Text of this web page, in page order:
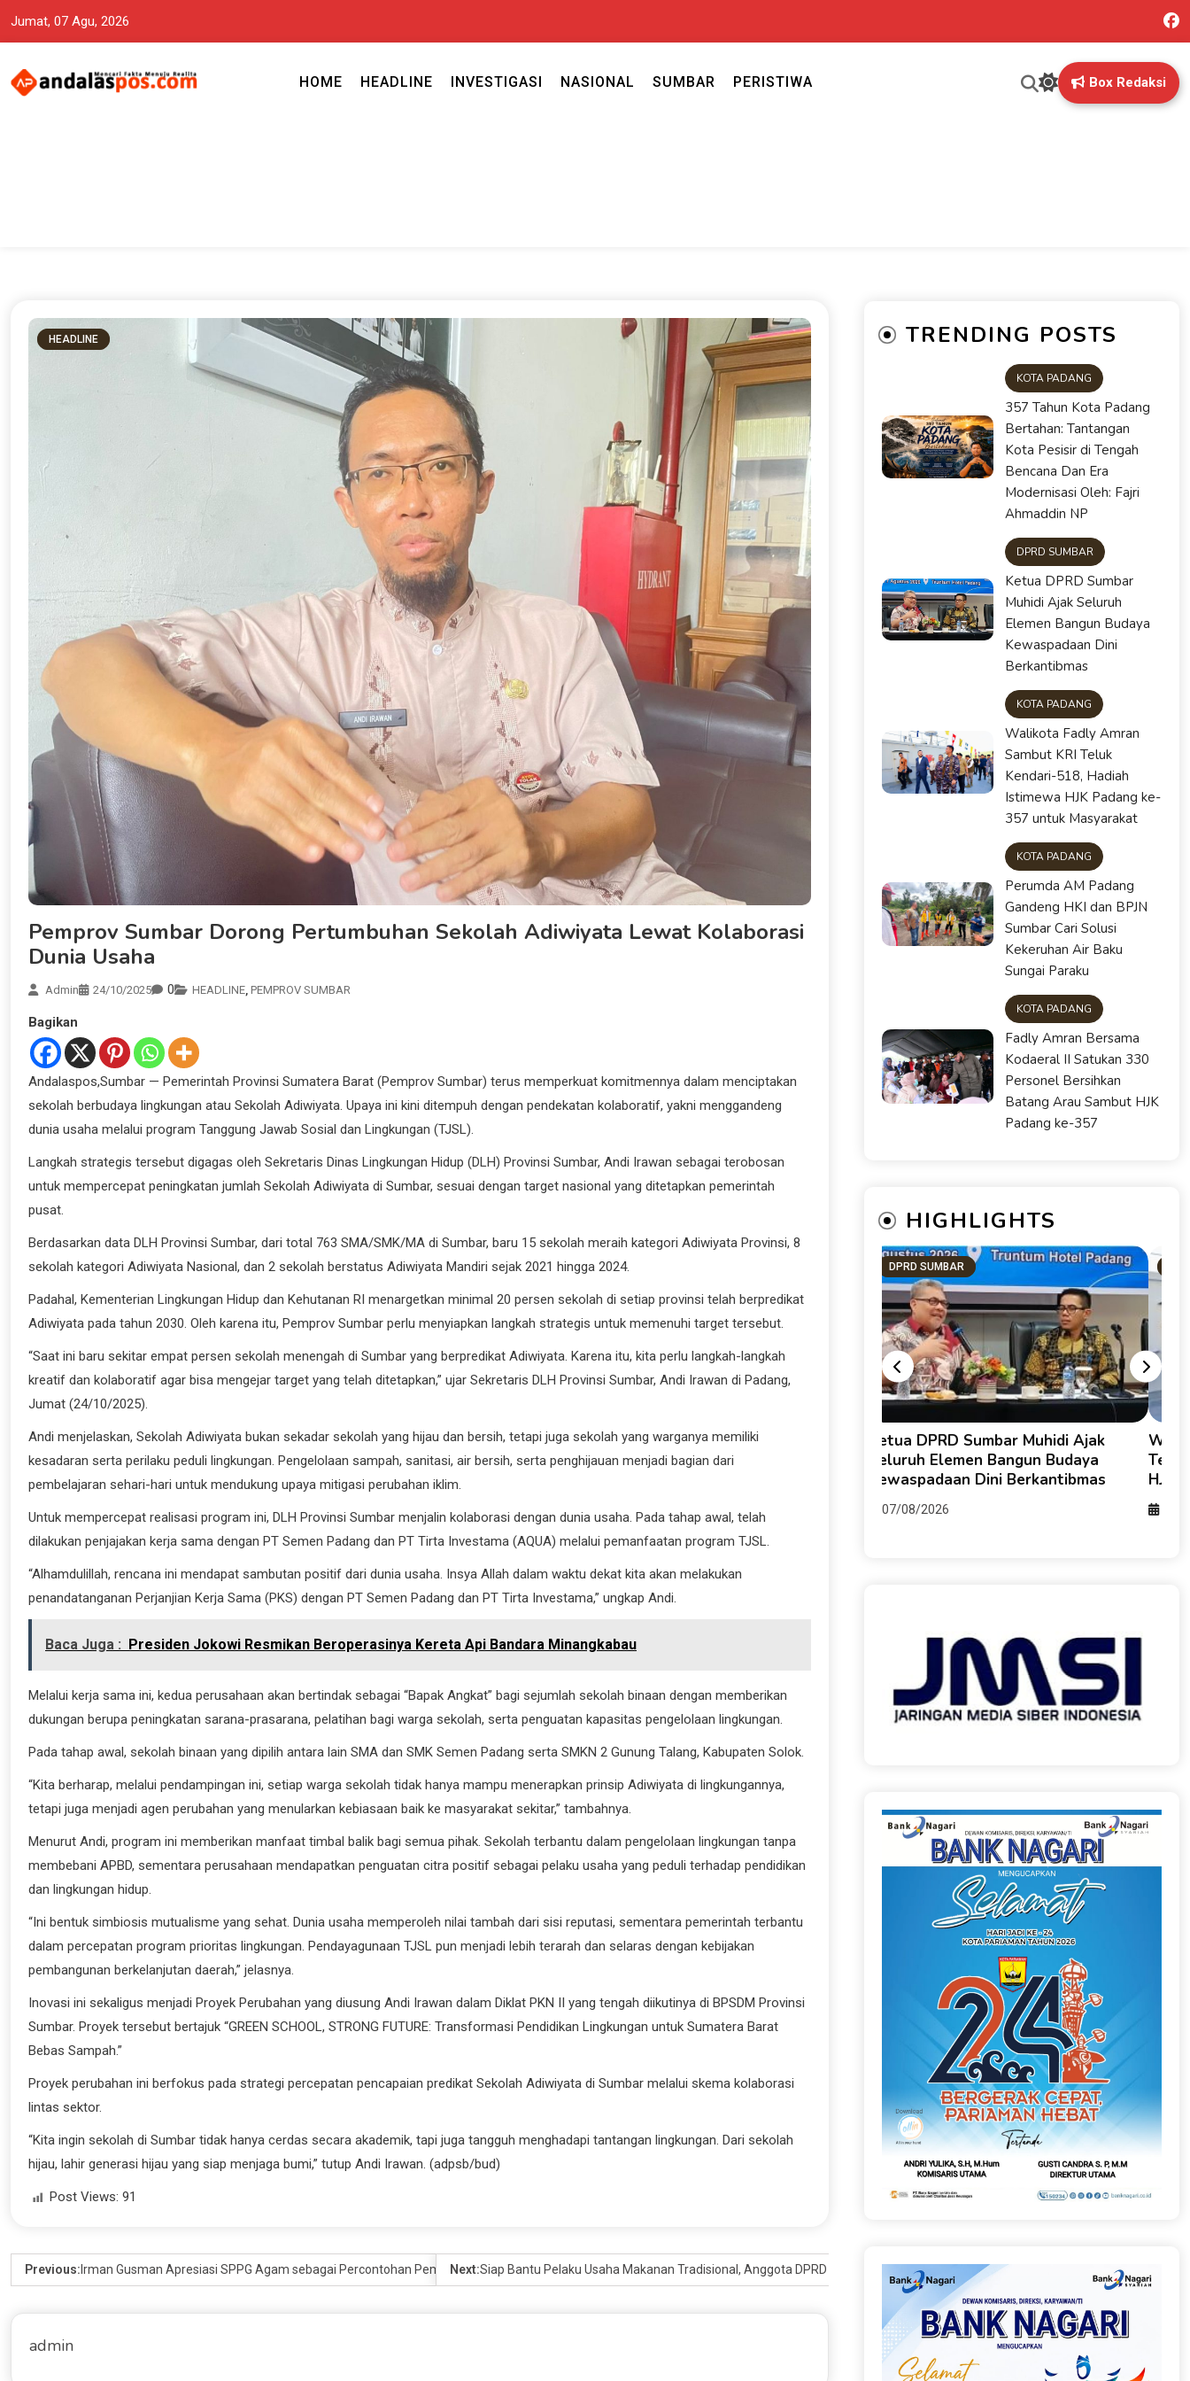
Jumat, 07 Agu, 2026
HOME HEADLINE INVESTIGASI NASIONAL SUMBAR PERISTIWA Box Redaksi
HEADLINE
Pemprov Sumbar Dorong Pertumbuhan Sekolah Adiwiyata Lewat Kolaborasi
Dunia Usaha
Admin 24/10/2025 0 HEADLINE, PEMPROV SUMBAR
Bagikan
Andalaspos,Sumbar — Pemerintah Provinsi Sumatera Barat (Pemprov Sumbar) terus memperkuat komitmennya dalam menciptakan
sekolah berbudaya lingkungan atau Sekolah Adiwiyata. Upaya ini kini ditempuh dengan pendekatan kolaboratif, yakni menggandeng
dunia usaha melalui program Tanggung Jawab Sosial dan Lingkungan (TJSL).
Langkah strategis tersebut digagas oleh Sekretaris Dinas Lingkungan Hidup (DLH) Provinsi Sumbar, Andi Irawan sebagai terobosan
untuk mempercepat peningkatan jumlah Sekolah Adiwiyata di Sumbar, sesuai dengan target nasional yang ditetapkan pemerintah
pusat.
Berdasarkan data DLH Provinsi Sumbar, dari total 763 SMA/SMK/MA di Sumbar, baru 15 sekolah meraih kategori Adiwiyata Provinsi, 8
sekolah kategori Adiwiyata Nasional, dan 2 sekolah berstatus Adiwiyata Mandiri sejak 2021 hingga 2024.
Padahal, Kementerian Lingkungan Hidup dan Kehutanan RI menargetkan minimal 20 persen sekolah di setiap provinsi telah berpredikat
Adiwiyata pada tahun 2030. Oleh karena itu, Pemprov Sumbar perlu menyiapkan langkah strategis untuk memenuhi target tersebut.
“Saat ini baru sekitar empat persen sekolah menengah di Sumbar yang berpredikat Adiwiyata. Karena itu, kita perlu langkah-langkah
kreatif dan kolaboratif agar bisa mengejar target yang telah ditetapkan,” ujar Sekretaris DLH Provinsi Sumbar, Andi Irawan di Padang,
Jumat (24/10/2025).
Andi menjelaskan, Sekolah Adiwiyata bukan sekadar sekolah yang hijau dan bersih, tetapi juga sekolah yang warganya memiliki
kesadaran serta perilaku peduli lingkungan. Pengelolaan sampah, sanitasi, air bersih, serta penghijauan menjadi bagian dari
pembelajaran sehari-hari untuk mendukung upaya mitigasi perubahan iklim.
Untuk mempercepat realisasi program ini, DLH Provinsi Sumbar menjalin kolaborasi dengan dunia usaha. Pada tahap awal, telah
dilakukan penjajakan kerja sama dengan PT Semen Padang dan PT Tirta Investama (AQUA) melalui pemanfaatan program TJSL.
“Alhamdulillah, rencana ini mendapat sambutan positif dari dunia usaha. Insya Allah dalam waktu dekat kita akan melakukan
penandatanganan Perjanjian Kerja Sama (PKS) dengan PT Semen Padang dan PT Tirta Investama,” ungkap Andi.
Baca Juga : Presiden Jokowi Resmikan Beroperasinya Kereta Api Bandara Minangkabau
Melalui kerja sama ini, kedua perusahaan akan bertindak sebagai “Bapak Angkat” bagi sejumlah sekolah binaan dengan memberikan
dukungan berupa peningkatan sarana-prasarana, pelatihan bagi warga sekolah, serta penguatan kapasitas pengelolaan lingkungan.
Pada tahap awal, sekolah binaan yang dipilih antara lain SMA dan SMK Semen Padang serta SMKN 2 Gunung Talang, Kabupaten Solok.
“Kita berharap, melalui pendampingan ini, setiap warga sekolah tidak hanya mampu menerapkan prinsip Adiwiyata di lingkungannya,
tetapi juga menjadi agen perubahan yang menularkan kebiasaan baik ke masyarakat sekitar,” tambahnya.
Menurut Andi, program ini memberikan manfaat timbal balik bagi semua pihak. Sekolah terbantu dalam pengelolaan lingkungan tanpa
membebani APBD, sementara perusahaan mendapatkan penguatan citra positif sebagai pelaku usaha yang peduli terhadap pendidikan
dan lingkungan hidup.
“Ini bentuk simbiosis mutualisme yang sehat. Dunia usaha memperoleh nilai tambah dari sisi reputasi, sementara pemerintah terbantu
dalam percepatan program prioritas lingkungan. Pendayagunaan TJSL pun menjadi lebih terarah dan selaras dengan kebijakan
pembangunan berkelanjutan daerah,” jelasnya.
Inovasi ini sekaligus menjadi Proyek Perubahan yang diusung Andi Irawan dalam Diklat PKN II yang tengah diikutinya di BPSDM Provinsi
Sumbar. Proyek tersebut bertajuk “GREEN SCHOOL, STRONG FUTURE: Transformasi Pendidikan Lingkungan untuk Sumatera Barat
Bebas Sampah.”
Proyek perubahan ini berfokus pada strategi percepatan pencapaian predikat Sekolah Adiwiyata di Sumbar melalui skema kolaborasi
lintas sektor.
“Kita ingin sekolah di Sumbar tidak hanya cerdas secara akademik, tapi juga tangguh menghadapi tantangan lingkungan. Dari sekolah
hijau, lahir generasi hijau yang siap menjaga bumi,” tutup Andi Irawan. (adpsb/bud)
Post Views: 91
Previous: Irman Gusman Apresiasi SPPG Agam sebagai Percontohan Pemenuhan Gizi di Daerah
Next:Siap Bantu Pelaku Usaha Makanan Tradisional, Anggota DPRD Sumbar Asril Gelar Sosper No. 14 tahun 2018
admin
TRENDING POSTS
KOTA PADANG
357 Tahun Kota Padang
Bertahan: Tantangan
Kota Pesisir di Tengah
Bencana Dan Era
Modernisasi Oleh: Fajri
Ahmaddin NP
DPRD SUMBAR
Ketua DPRD Sumbar
Muhidi Ajak Seluruh
Elemen Bangun Budaya
Kewaspadaan Dini
Berkantibmas
KOTA PADANG
Walikota Fadly Amran
Sambut KRI Teluk
Kendari-518, Hadiah
Istimewa HJK Padang ke-
357 untuk Masyarakat
KOTA PADANG
Perumda AM Padang
Gandeng HKI dan BPJN
Sumbar Cari Solusi
Kekeruhan Air Baku
Sungai Paraku
KOTA PADANG
Fadly Amran Bersama
Kodaeral II Satukan 330
Personel Bersihkan
Batang Arau Sambut HJK
Padang ke-357
HIGHLIGHTS
KOTA PADANG
357 Tahun Kota Padang Bertahan:
Tantangan Kota Pesisir di Tengah
DPRD SUMBAR
Ketua DPRD Sumbar Muhidi Ajak
Seluruh Elemen Bangun Budaya
Kewaspadaan Dini Berkantibmas
07/08/2026
HJK